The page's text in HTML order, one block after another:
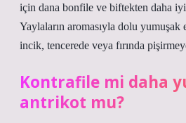
için dana bonfile ve biftekten daha
Yaylaların aromasıyla dolu yumuşak
incik, tencerede veya fırında
Kontrafile mi daha
antrikot mu?